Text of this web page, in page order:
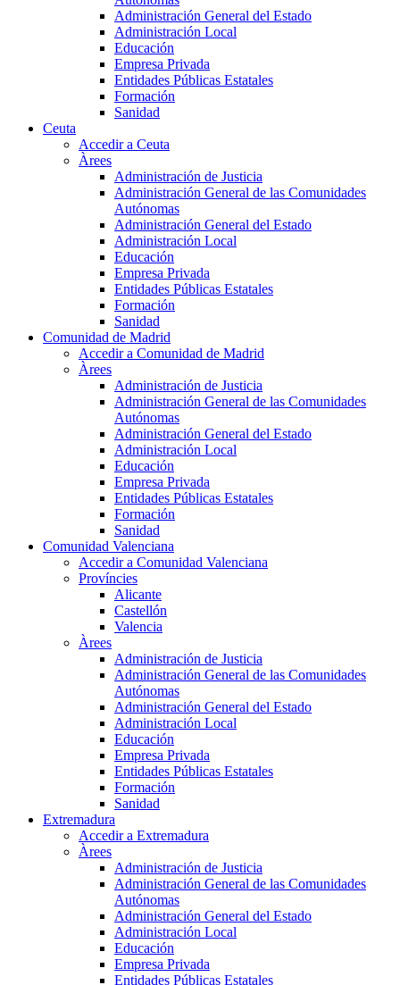
Administración General del Estado
Administración Local
Educación
Empresa Privada
Entidades Públicas Estatales
Formación
Sanidad
Ceuta
Accedir a Ceuta
Àrees
Administración de Justicia
Administración General de las Comunidades
Autónomas
Administración General del Estado
Administración Local
Educación
Empresa Privada
Entidades Públicas Estatales
Formación
Sanidad
Comunidad de Madrid
Accedir a Comunidad de Madrid
Àrees
Administración de Justicia
Administración General de las Comunidades
Autónomas
Administración General del Estado
Administración Local
Educación
Empresa Privada
Entidades Públicas Estatales
Formación
Sanidad
Comunidad Valenciana
Accedir a Comunidad Valenciana
Províncies
Alicante
Castellón
Valencia
Àrees
Administración de Justicia
Administración General de las Comunidades
Autónomas
Administración General del Estado
Administración Local
Educación
Empresa Privada
Entidades Públicas Estatales
Formación
Sanidad
Extremadura
Accedir a Extremadura
Àrees
Administración de Justicia
Administración General de las Comunidades
Autónomas
Administración General del Estado
Administración Local
Educación
Empresa Privada
Entidades Públicas Estatales